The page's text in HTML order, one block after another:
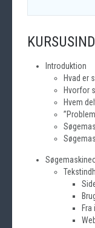
Introduktion
Hvad er
Hvorfor
Hvem